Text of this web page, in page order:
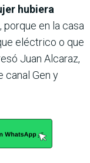
hubiera
, porque en la casa
eléctrico o que
Juan Alcaraz,
canal Gen y